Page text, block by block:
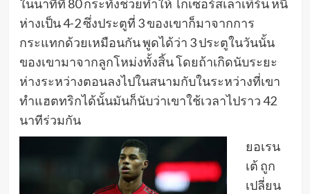
ในนาทีที่ 80 กระทั่งช่วยทำให้ ไกเซอร์สเลาเทิร์น หนี
ห่างเป็น 4-2 ซึ่งประตูที่ 3 ของเขาก็มาจากการ
กระแทกด้วยเหมือนกัน พูดได้ว่า 3 ประตูในวันนั้น
ของเขามาจากลูกโหม่งทั้งสิ้น โดยถ้าเกิดนับระยะ
ห่างระหว่างตอนลงไปในสนามกับในระหว่างที่เขา
ทำแฮตทริกได้นั้นมันก็นับว่าเขาใช้เวลาไปราว 42
นาทีร่วมกัน
ยอเรน
เต้ ถูก
เปลี่ยน